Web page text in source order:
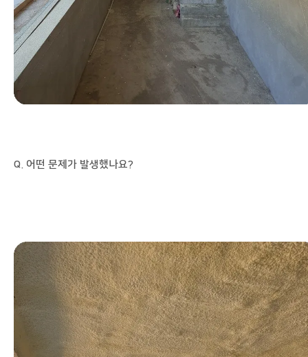
Q. 어떤 문제가 발생했나요?